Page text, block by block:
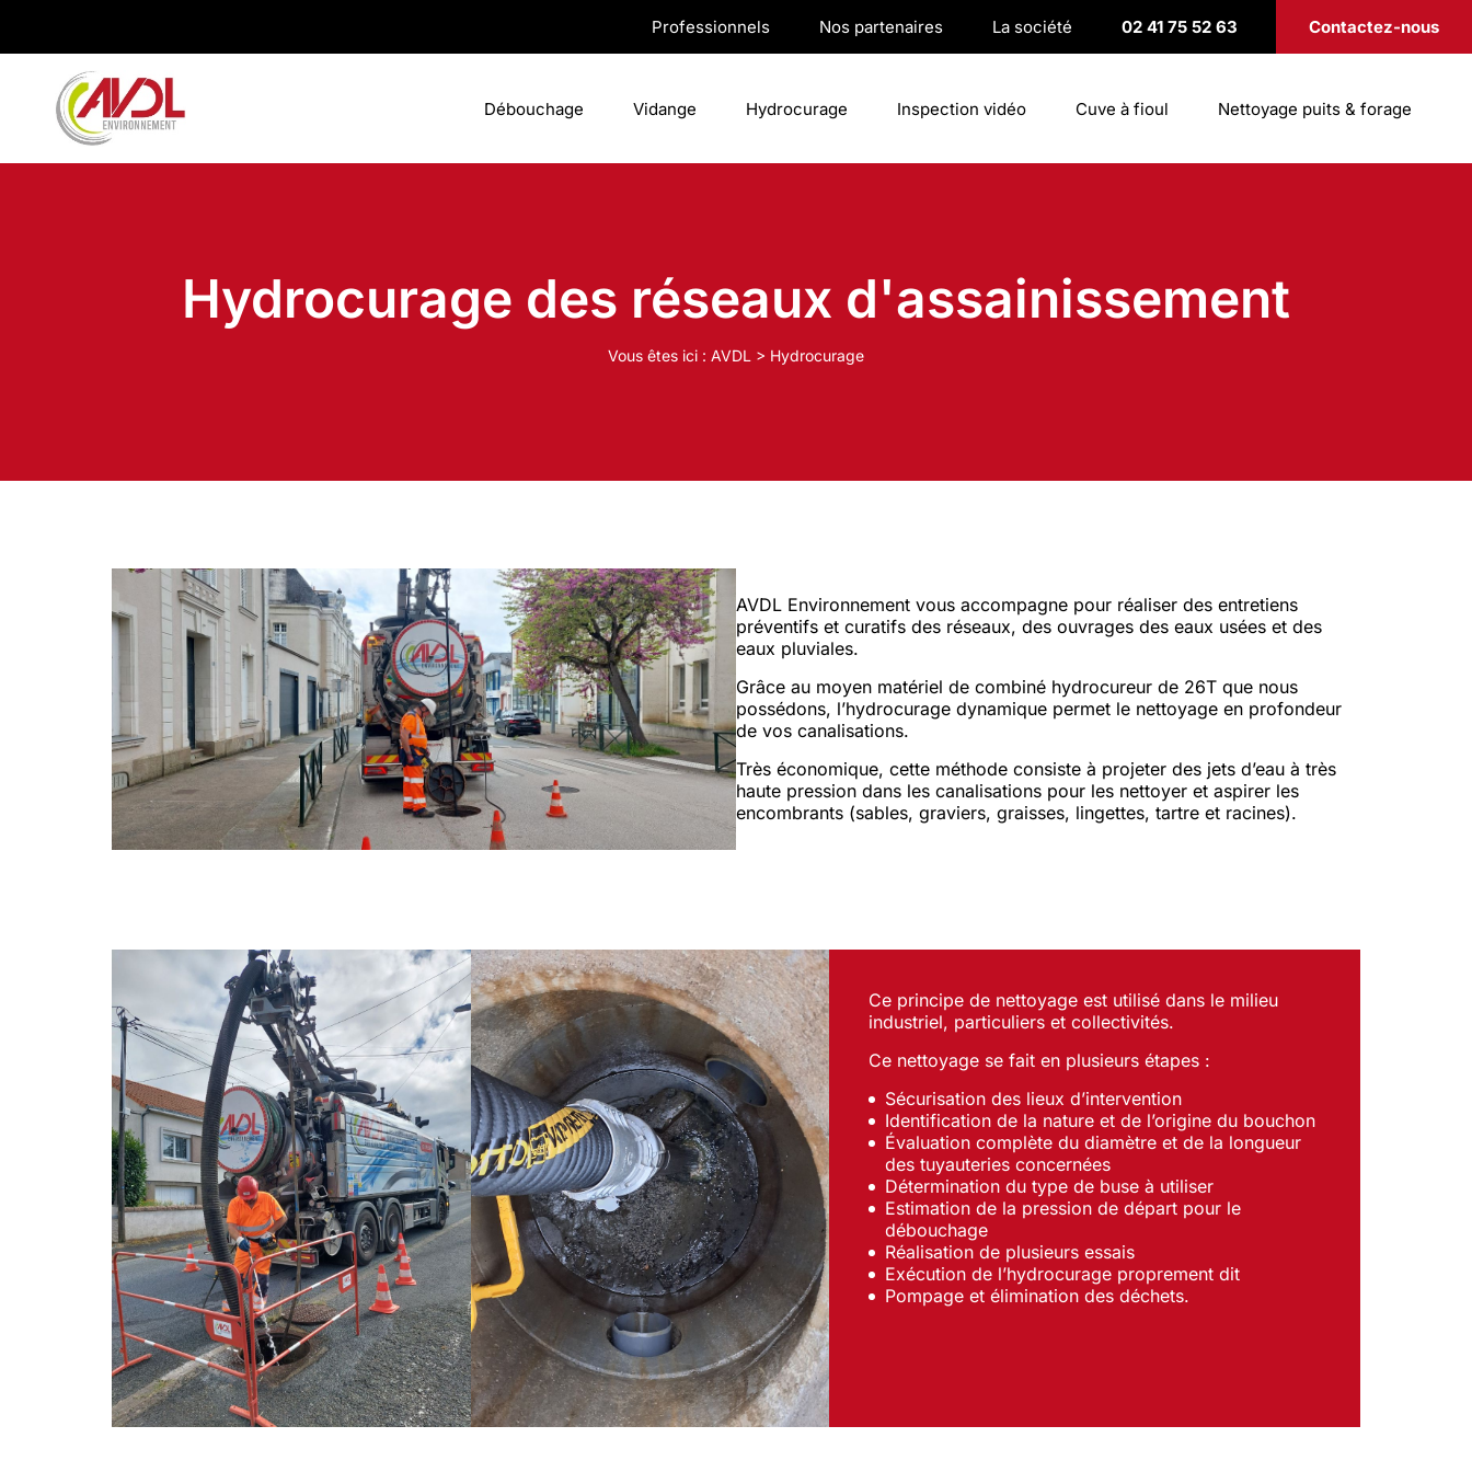
Professionnels Nos partenaires La société 02 41 75 52 63 Contactez-nous
Débouchage Vidange Hydrocurage Inspection vidéo Cuve à fioul Nettoyage puits & forage
Hydrocurage des réseaux d'assainissement
Vous êtes ici : AVDL > Hydrocurage
AVDL Environnement vous accompagne pour réaliser des entretiens
préventifs et curatifs des réseaux, des ouvrages des eaux usées et des
eaux pluviales.
Grâce au moyen matériel de combiné hydrocureur de 26T que nous
possédons, l’hydrocurage dynamique permet le nettoyage en profondeur
de vos canalisations.
Très économique, cette méthode consiste à projeter des jets d’eau à très
haute pression dans les canalisations pour les nettoyer et aspirer les
encombrants (sables, graviers, graisses, lingettes, tartre et racines).
Ce principe de nettoyage est utilisé dans le milieu
industriel, particuliers et collectivités.
Ce nettoyage se fait en plusieurs étapes :
Sécurisation des lieux d’intervention
Identification de la nature et de l’origine du bouchon
Évaluation complète du diamètre et de la longueur
des tuyauteries concernées
Détermination du type de buse à utiliser
Estimation de la pression de départ pour le
débouchage
Réalisation de plusieurs essais
Exécution de l’hydrocurage proprement dit
Pompage et élimination des déchets.